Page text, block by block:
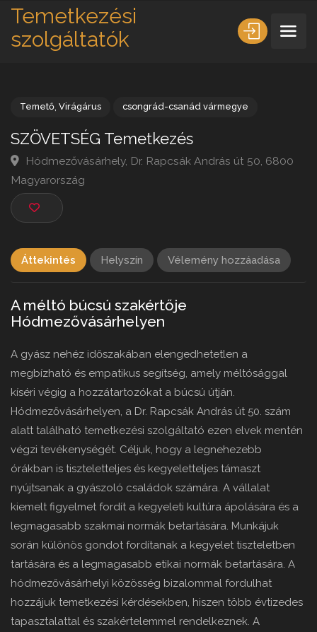
Temetkezési
szolgáltatók
SZÖVETSÉG Temetkezés
Hódmezővásárhely, Dr. Rapcsák András út 50,
Magyarország
Áttekintés Helyszín Vélemény hozzáadása
A méltó búcsú szakértője
Hódmezővásárhelyen
A gyász nehéz időszakában elengedhetetlen a
megbízható és empatikus segítség, amely méltósággal
kíséri végig a hozzátartozókat a búcsú útján.
Hódmezővásárhelyen, a Dr. Rapcsák András út 50. szám
alatt található temetkezési szolgáltató ezen elvek mentén
végzi tevékenységét. Céljuk, hogy a legnehezebb
órákban is tiszteletteljes és kegyeletteljes támaszt
nyújtsanak a gyászoló családok számára. A vállalat
kiemelt figyelmet fordít a kegyeleti kultúra ápolására és a
legmagasabb szakmai normák betartására. Munkájuk
során különös gondot fordítanak a kegyelet tiszteletben
tartására és a legmagasabb etikai normák betartására. A
hódmezővásárhelyi közösség bizalommal fordulhat
hozzájuk temetkezési kérdésekben, hiszen több évtizedes
tapasztalattal és szakértelemmel rendelkeznek. A